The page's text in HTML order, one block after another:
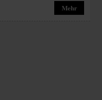
Mehr